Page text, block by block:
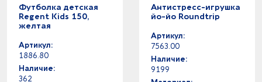
Футболка детская
Regent Kids 150,
желтая
Артикул:
1886.80
Наличие:
362
Антистресс-игрушка
йо-йо Roundtrip
Артикул:
7563.00
Наличие:
9199